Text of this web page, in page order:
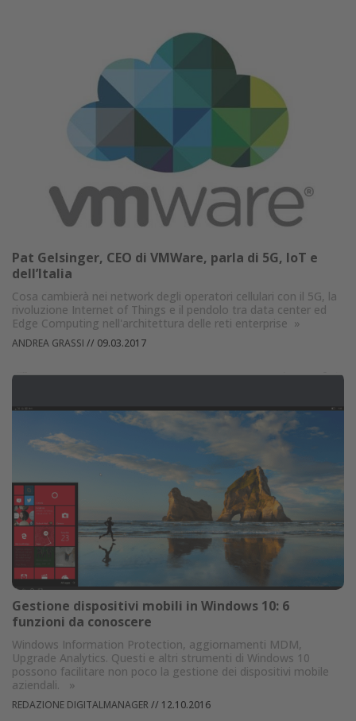
Pat Gelsinger, CEO di VMWare, parla di 5G, IoT e
dell’Italia
Cosa cambierà nei network degli operatori cellulari con il 5G, la
rivoluzione Internet of Things e il pendolo tra data center ed
Edge Computing nell'architettura delle reti enterprise »
ANDREA GRASSI // 09.03.2017
Gestione dispositivi mobili in Windows 10: 6
funzioni da conoscere
Windows Information Protection, aggiornamenti MDM,
Upgrade Analytics. Questi e altri strumenti di Windows 10
possono facilitare non poco la gestione dei dispositivi mobile
aziendali.
»
REDAZIONE DIGITALMANAGER// 12.10.2016